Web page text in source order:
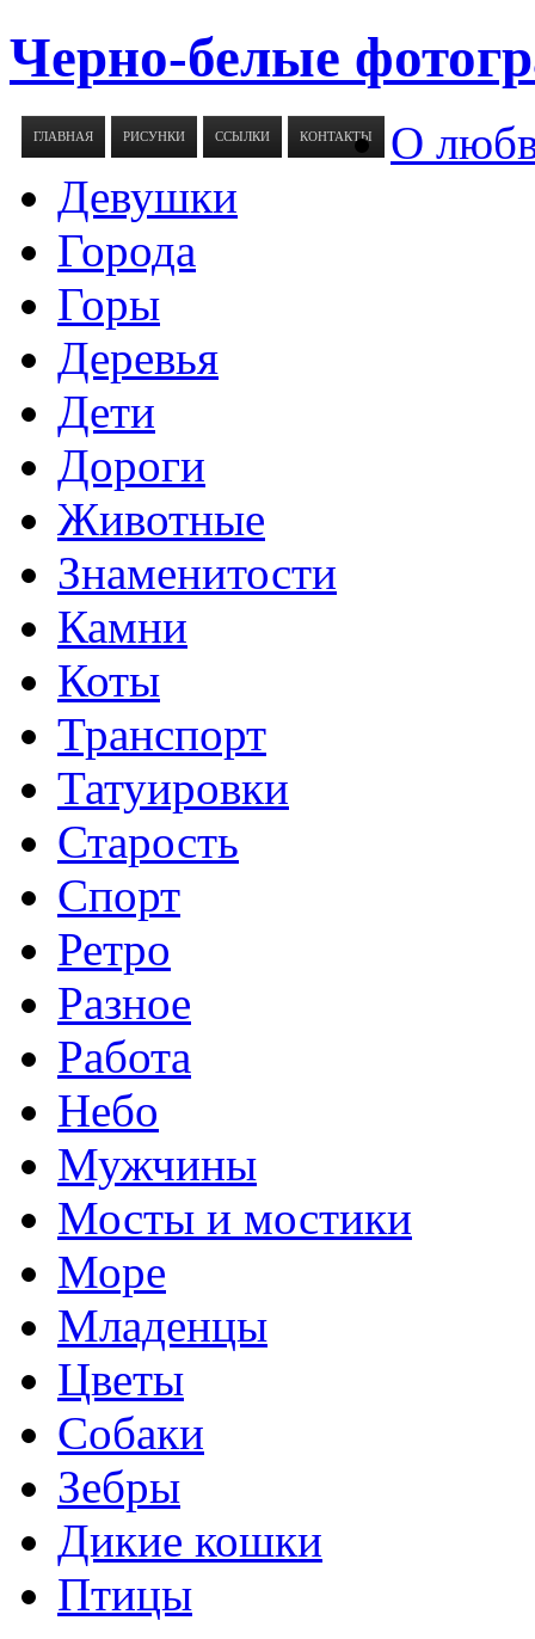
Черно-белые
ГЛАВНАЯ РИСУНКИ ССЫЛКИ КОНТАКТЫ
О
Девушки
Города
Горы
Деревья
Дети
Дороги
Животные
Знаменитости
Камни
Коты
Транспорт
Татуировки
Старость
Спорт
Ретро
Разное
Работа
Небо
Мужчины
Мосты и мостики
Море
Младенцы
Цветы
Собаки
Зебры
Дикие кошки
Птицы